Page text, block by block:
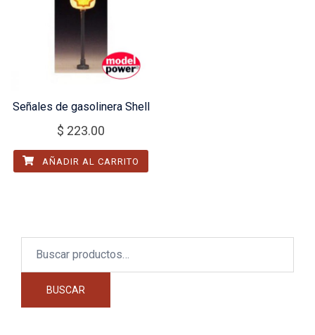
Señales de gasolinera Shell
$ 223.00
AÑADIR AL CARRITO
BUSCAR